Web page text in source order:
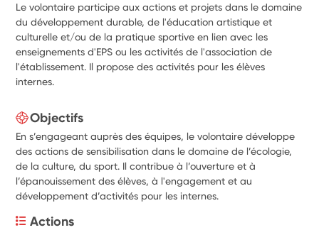
Le volontaire participe aux actions et projets dans le domaine
du développement durable, de l'éducation artistique et
culturelle et/ou de la pratique sportive en lien avec les
enseignements d'EPS ou les activités de l'association de
l'établissement. Il propose des activités pour les élèves
internes.
Objectifs
En s’engageant auprès des équipes, le volontaire développe
des actions de sensibilisation dans le domaine de l’écologie,
de la culture, du sport. Il contribue à l’ouverture et à
l’épanouissement des élèves, à l'engagement et au
développement d’activités pour les internes.
Actions